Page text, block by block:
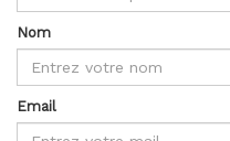
Nom
Email